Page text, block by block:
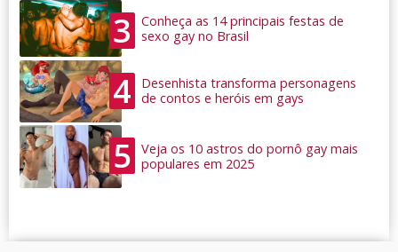
3
Conheça as 14 principais festas de
sexo gay no Brasil
4
Desenhista transforma personagens
de contos e heróis em gays
5
Veja os 10 astros do pornô gay mais
populares em 2025